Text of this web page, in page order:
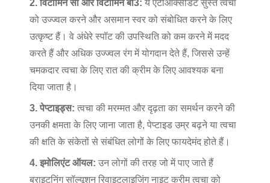
2. विटामिन सी और विटामिन बी3: ये एंटीऑक्सीडेंट सुस्त त्वचा
को उज्ज्वल करने और असमान स्वर को संबोधित करने के लिए
उत्कृष्ट हैं। वे अंधेरे स्पॉट की उपस्थिति को कम करने में मदद
करते हैं और अधिक उज्ज्वल रंग में योगदान देते हैं, जिससे उन्हें
चमकदार त्वचा के लिए रात की क्रीम के लिए आवश्यक बना
दिया जाता है।
3. पेप्टाइड्स: त्वचा की मरम्मत और दृढ़ता का समर्थन करने की
उनकी क्षमता के लिए जाना जाता है, पेप्टाइड उम्र बढ़ने या त्वचा
की क्षति के संकेतों से संबंधित लोगों के लिए फायदेमंद होते हैं।
4. इमोलिएंट ऑयल: उन लोगों की तरह जो में पाए जाते हैं
ब्राइटनिंग सॉल्यूशन रिवाइटलाइजिंग नाइट क्रीमत्वचा को